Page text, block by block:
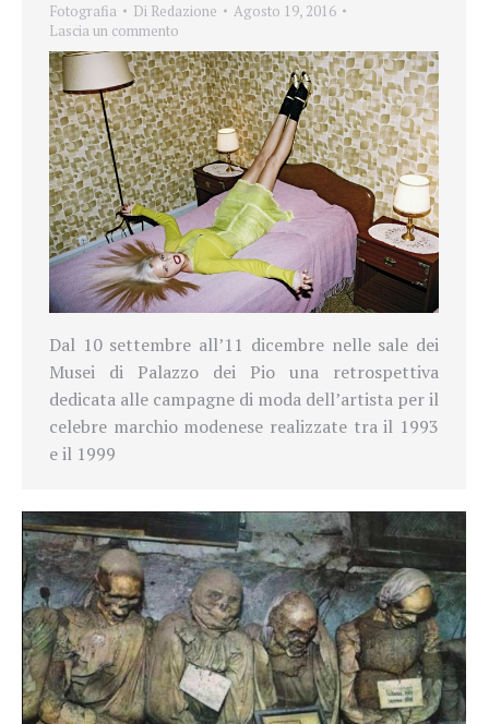
Fotografia Di Redazione
Agosto 19, 2016
Lascia un commento
Dal 10 settembre all’11 dicembre nelle sale dei
Musei di Palazzo dei Pio una retrospettiva
dedicata alle campagne di moda dell’artista per il
celebre marchio modenese realizzate tra il 1993
e il 1999